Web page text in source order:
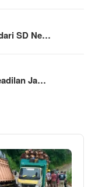
SD Ne…
Ja…